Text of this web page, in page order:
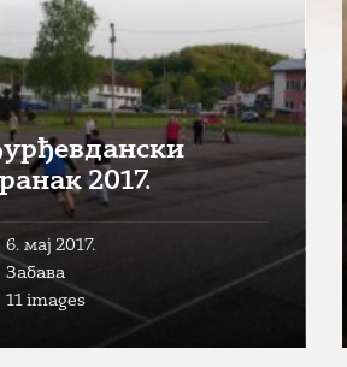
2017.
6. мај 2017.
Забава
11 images